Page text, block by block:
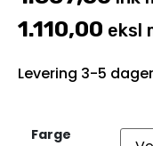
1.110,00 eksl
Levering 3-5
Farge